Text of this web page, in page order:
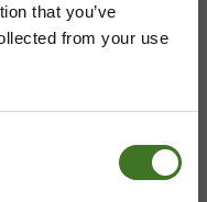
that you’ve
from your use